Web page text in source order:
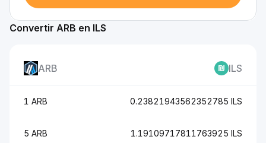
Convertir ARB en ILS
ARB ILS
1 ARB 0.23821943562352785 ILS
5 ARB 1.19109717811763925 ILS